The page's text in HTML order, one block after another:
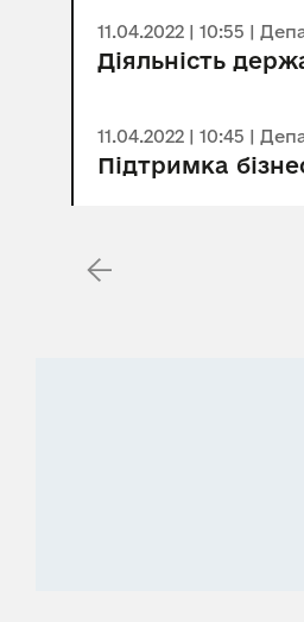
11.04.2022 | 10:55 |
Діяльність
11.04.2022 | 10:45 |
Підтримка